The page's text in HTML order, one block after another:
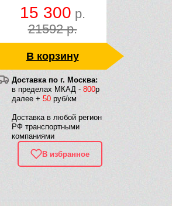
15 300 р.
21592 р.
В корзину
Доставка по г. Москва:
в пределах МКАД - 800р
далее + 50 руб/км
Доставка в любой регион
РФ транспортными
компаниями
В избранное